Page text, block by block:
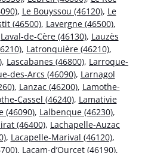
, Le Bouyssou (46120), Le
(46500), Lavergne (46500),
Laval-de-Cère (46130), Lauzès
, Latronquière (46210),
, Lascabanes (46800), Larroque-
des-Arcs (46090), Larnagol
, Lanzac (46200), Lamothe-
Cassel (46240), Lamativie
(46090), Lalbenque (46230),
(46400), Lachapelle-Auzac
, Lacapelle-Marival (46120),
, Lacam-d’Ourcet (46190),